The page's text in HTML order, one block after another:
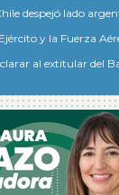
despejó lado
y la Fuerza
al extitular del